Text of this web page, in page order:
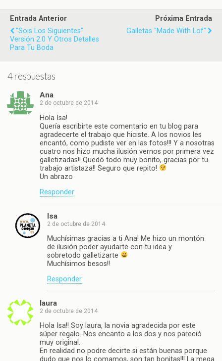
Entrada Anterior
"Sois Los Siguientes"
Versión 2.0 Y Otros Detalles
Para Tu Boda
Próxima Entrada
Galletas "Made With Lof"
4 respuestas
Ana
2 de octubre de 2014
Hola Isa!
Quería escribirte este comentario en tu blog para
agradecerte el trabajo que hiciste. A los novios les
encantó, como pudiste ver en las fotos!!! Y a nosotras
cuatro nos hizo mucha ilusión vernos por primera vez
galletizadas!! Quedó todo muy bonito, gracias por tu
trabajo artistaza!! Seguro que repito!
Un abrazo
Responder
Isa
2 de octubre de 2014
Muchísimas gracias a ti Ana! Me hizo un montón
de ilusión poder ayudarte con tu idea y
sobretodo galletizarte
Muchísimos besos!!
Responder
laura
2 de octubre de 2014
Hola Isa!! Soy laura, la novia agradecida por este
súper regalo. Nos encanto a los dos y nos pareció
muy original.
En realidad no podre decirte si están buenas porque